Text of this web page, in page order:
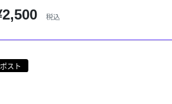
税込